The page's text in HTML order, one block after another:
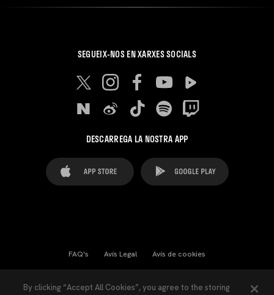
SEGUEIX-NOS EN XARXES SOCIALS
DESCARREGA LA NOSTRA APP
FAQ's Avís Legal Avís de cookies
By clicking “Accept All Cookies”, you agree to the storing